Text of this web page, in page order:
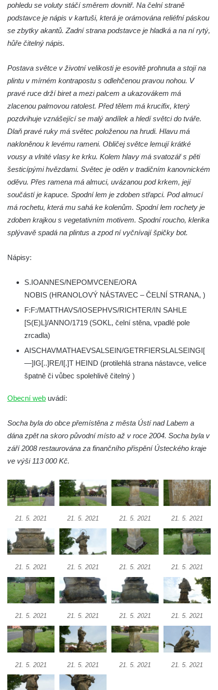
Českých Budějovicích
Socha Krista klesajícího pod křížem u
kostela svatého Mikuláše v Českých
Budějovicích
Socha S tebou v parku na Senovážném
náměstí v Českých Budějovicích
Socha Tornádo v parku na Senovážném
náměstí v Českých Budějovicích
Sousoší Humanoidi na Lannově třídě v
Českých Budějovicích
Pomník Vojtěcha Adalberta Lanny v parku
Na Sadech v Českých Budějovicích
Sadech v Českých Budějovicích
Poslední dochovaný tramvajový sloup na
Pražské třídě v Českých Budějovicích
Socha Civilizovaní na Husově třídě v
Českých Budějovicích
Socha svatého Jana Nepomuckého Na
Sadech u Mlýnské stoky v Českých
Budějovicích
Socha svatého Vincence Ferrerského na
nádvoří kláštera dominikánů v Českých
Budějovicích
Socha svatého Zachariáše na nádvoří
Budějovicích
Socha svatého Josefa na nádvoří kláštera
dominikánů v Českých Budějovicích
Socha svaté Anny na nádvoří kláštera
dominikánů v Českých Budějovicích
kláštera dominikánů v Českých
Budějovicích
Sousoší Kalvárie před klášterem
Socha svatého Václava u pramene v
Semilech
Pamětní deska Tomáše Garrigue Masaryka
na radnici v Českých Budějovicích
pohledu se voluty stáčí směrem dovnitř. Na čelní straně
podstavce je nápis v kartuši, která je orámována reliéfní páskou
se zbytky akantů. Zadní strana podstavce je hladká a na ní rytý,
hůře čitelný nápis.
Postava světce v životní velikosti je esovitě prohnuta a stojí na
plintu v mírném kontrapostu s odlehčenou pravou nohou. V
pravé ruce drží biret a mezi palcem a ukazovákem má
zlacenou palmovou ratolest. Před tělem má krucifix, který
pozdvihuje vznášející se malý andílek a hledí světci do tváře.
Dlaň pravé ruky má světec položenou na hrudi. Hlavu má
nakloněnou k levému rameni. Obličej světce lemují krátké
vousy a vlnité vlasy ke krku. Kolem hlavy má svatozář s pěti
šesticípými hvězdami. Světec je oděn v tradičním kanovnickém
oděvu. Přes ramena má almuci, uvázanou pod krkem, její
součástí je kapuce. Spodní lem je zdoben střapci. Pod almucí
má rochetu, která mu sahá ke kolenům. Spodní lem rochety je
zdoben krajkou s vegetativním motivem. Spodní roucho, klerika
splývavě spadá na plintus a zpod ní vyčnívají špičky bot.
Nápisy:
S.IOANNES/NEPOMVCENE/ORA
NOBIS (HRANOLOVÝ NÁSTAVEC – ČELNÍ STRANA, )
F:F:/MATTHAVS/IOSEPHVS/RICHTER/IN SAHLE
[S(E)L]/ANNO/1719 (SOKL, čelní stěna, vpadlé pole
zrcadla)
AISCHAVMATHAEVSALSEIN/GETRFIERSLALSEINGI[
—]IG[..]RE/I[.]T HEIND (protilehlá strana nástavce, velice
špatně či vůbec spolehlivě čitelný )
Obecní web uvádí:
Socha byla do obce přemístěna z města Ústí nad Labem a
dána zpět na skoro původní místo až v roce 2004. Socha byla v
září 2008 restaurována za finančního přispění Ústeckého kraje
ve výši 113 000 Kč.
21. 5. 2021 21. 5. 2021 21. 5. 2021 21. 5. 2021
21. 5. 2021 21. 5. 2021 21. 5. 2021 21. 5. 2021
21. 5. 2021 21. 5. 2021 21. 5. 2021 21. 5. 2021
21. 5. 2021 21. 5. 2021 21. 5. 2021 21. 5. 2021